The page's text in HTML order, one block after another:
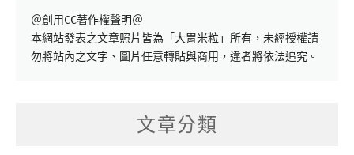
＠創用CC著作權聲明＠
本網站發表之文章照片皆為「大胃米粒」所有，未經授權請
勿將站內之文字、圖片任意轉貼與商用，違者將依法追究。
文章分類